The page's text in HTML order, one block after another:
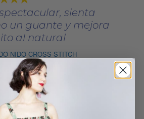
sienta
un guante y mejora
al natural
NIDO CROSS-STITCH
2023